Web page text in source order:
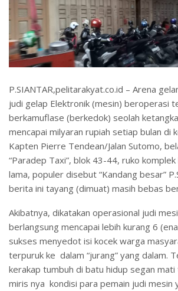
P.SIANTAR,pelitarakyat.co.id – Arena
judi gelap Elektronik (mesin) beroperasi
berkamuflase (berkedok) seolah
mencapai milyaran rupiah setiap bulan di
Kapten Pierre Tendean/Jalan Sutomo,
“Paradep Taxi”, blok 43-44, ruko
lama, populer disebut “Kandang besar”
berita ini tayang (dimuat) masih bebas
Akibatnya, dikatakan operasional judi
berlangsung mencapai lebih kurang 6
sukses menyedot isi kocek warga
terpuruk ke dalam “jurang” yang dalam.
kerakap tumbuh di batu hidup segan mati
miris nya kondisi para pemain judi mesin